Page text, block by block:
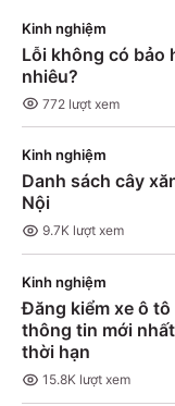
Kinh nghiệm
Lỗi không có bảo
nhiêu?
772 lượt xem
Kinh nghiệm
Danh sách cây
Nội
9.7K lượt xem
Kinh nghiệm
Đăng kiểm xe ô
thông tin mới
thời hạn
15.8K lượt xem